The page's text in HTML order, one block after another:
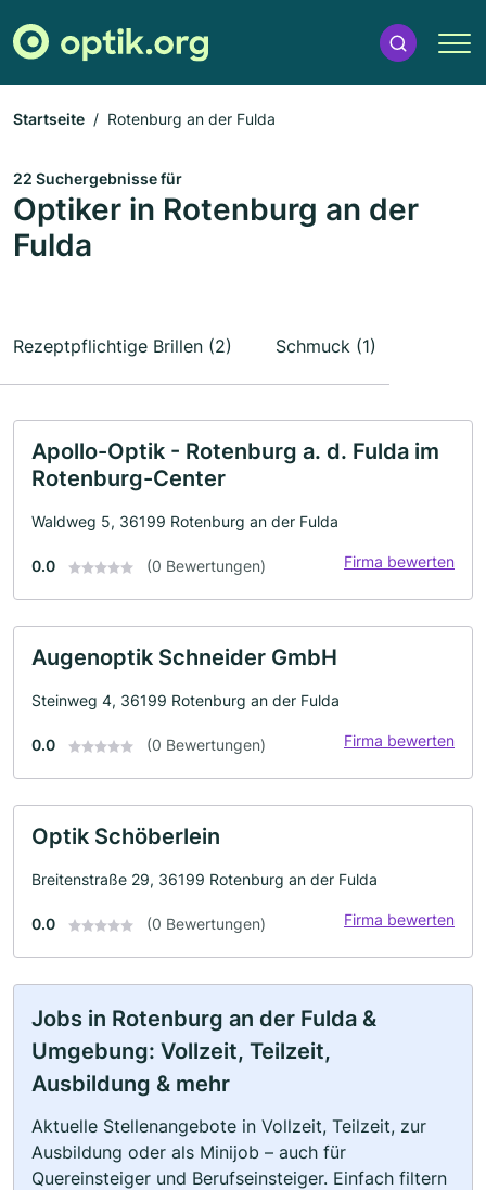
Startseite Rotenburg an der Fulda
22 Suchergebnisse für
Optiker in Rotenburg an der
Fulda
Rezeptpflichtige Brillen (2) Schmuck (1)
Apollo-Optik - Rotenburg a. d. Fulda im
Rotenburg-Center
Waldweg 5, 36199 Rotenburg an der Fulda
0.0 (0 Bewertungen) Firma bewerten
Augenoptik Schneider GmbH
Steinweg 4, 36199 Rotenburg an der Fulda
0.0 (0 Bewertungen) Firma bewerten
Optik Schöberlein
Breitenstraße 29, 36199 Rotenburg an der Fulda
0.0 (0 Bewertungen) Firma bewerten
Jobs in Rotenburg an der Fulda &
Umgebung: Vollzeit, Teilzeit,
Ausbildung & mehr
Aktuelle Stellenangebote in Vollzeit, Teilzeit, zur
Ausbildung oder als Minijob – auch für
Quereinsteiger und Berufseinsteiger. Einfach filtern